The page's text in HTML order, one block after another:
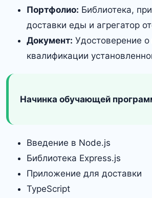
Портфолио: Библиотека,
доставки еды и агрегатор
Документ: Удостоверение
квалификации
Начинка обучающей
Введение в Node.js
Библиотека Express.js
Приложение для доставки
TypeScript